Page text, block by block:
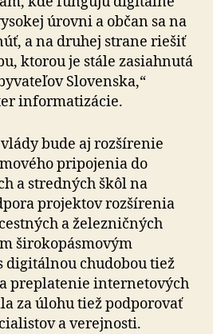
úrovni a občan sa na
a na druhej strane riešiť
ktorou je stále zasiahnutá
Slovenska,“
informatizácie.
bude aj rozšírenie
pripojenia do
a stredných škôl na
projektov rozšírenia
a železničných
ši­ro­ko­pás­mo­vým
digitálnou chudobou tiež
preplatenie inter­ne­to­vých
za úlohu tiež pod­po­ro­vať
a ve­rej­nosti.